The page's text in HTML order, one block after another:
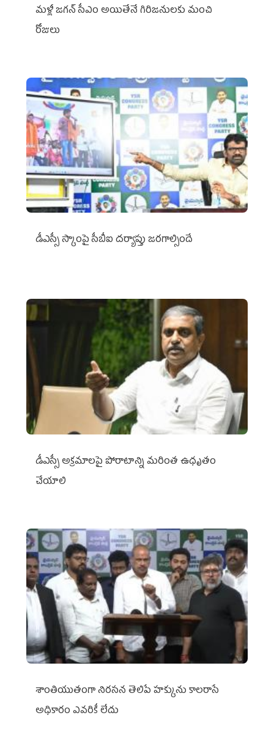
మళ్లీ జగన్ సీఎం అయితేనే గిరిజనులకు మంచి
రోజులు
డీఎస్సీ స్కాంపై సీబీఐ దర్యాప్తు జరగాల్సిందే
డీఎస్సీ అక్రమాలపై పోరాటాన్ని మరింత ఉధృతం
చేయాలి
శాంతియుతంగా నిరసన తెలిపే హక్కును కాలరాసే
అధికారం ఎవరికీ లేదు